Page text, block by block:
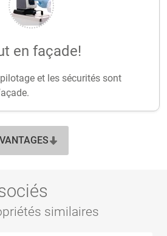
en façade!
et les sécurités sont
similaires